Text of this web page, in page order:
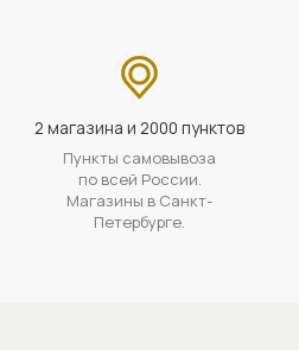
2 магазина и 2000 пунктов
Пункты самовывоза
по всей России.
Магазины в Санкт-
Петербурге.